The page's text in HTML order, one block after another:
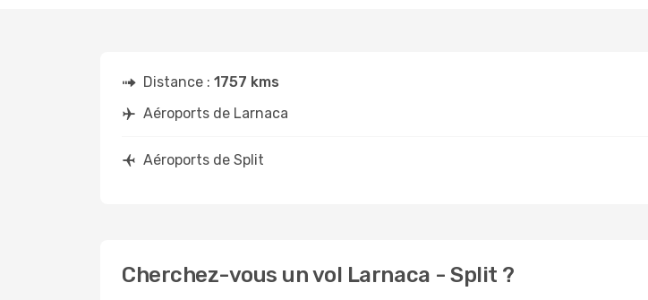
Distance : 1757 kms
Aéroports de Larnaca
Aéroports de Split
Cherchez-vous un vol Larnaca - Split ?